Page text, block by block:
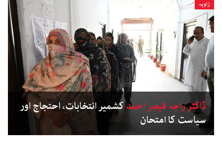
زاویہ
ڈاکٹر راجہ قیصر احمدکشمیر انتخابات، احتجاج اور
سیاست کا امتحان